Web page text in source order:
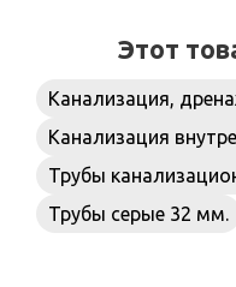
Этот
Канализация,
Канализация
Трубы
Трубы серые 32 мм.